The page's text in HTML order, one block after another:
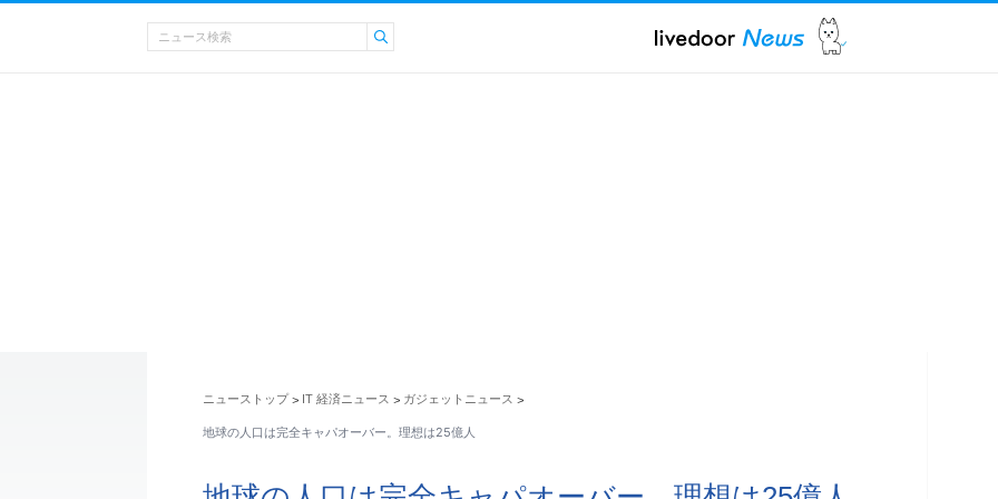
ニューストップ > IT 経済ニュース > ガジェットニュース >
地球の人口は完全キャパオーバー。理想は25億人